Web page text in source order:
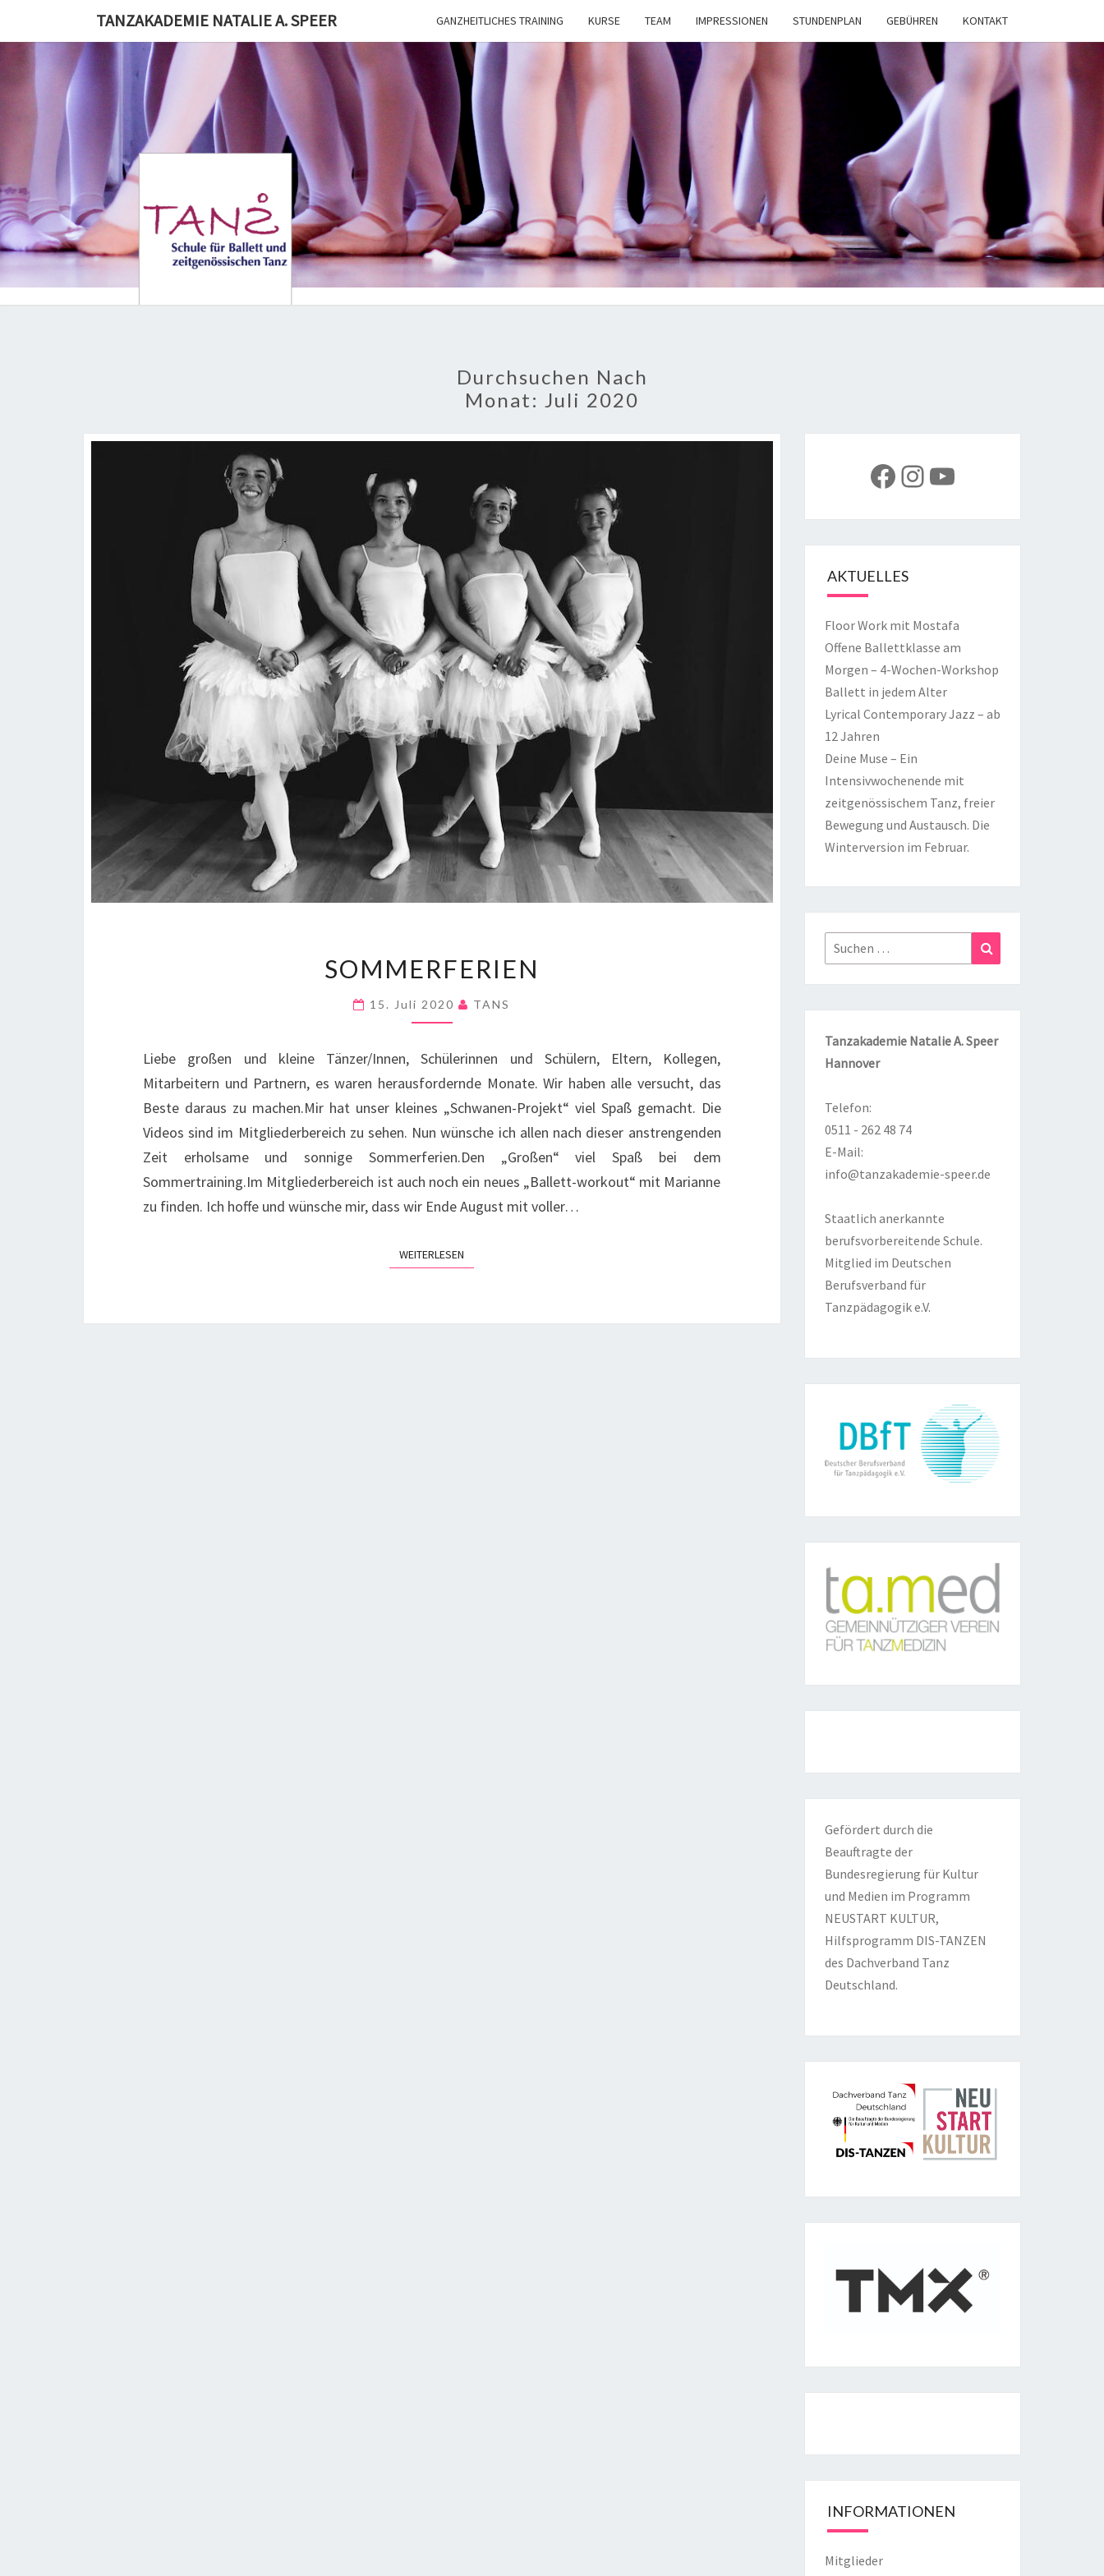
TANZAKADEMIE NATALIE A. SPEER GANZHEITLICHES TRAINING KURSE TEAM IMPRESSIONEN STUNDENPLAN GEBÜHREN KONTAKT
TANZAKADEMIE
NATALIE A.
Durchsuchen Nach
Monat: Juli 2020
SOMMERFERIEN
15. Juli 2020 TANS
Liebe großen und kleine Tänzer/Innen, Schülerinnen und Schülern, Eltern, Kollegen,
Mitarbeitern und Partnern, es waren herausfordernde Monate. Wir haben alle versucht, das
Beste daraus zu machen.Mir hat unser kleines „Schwanen-Projekt“ viel Spaß gemacht. Die
Videos sind im Mitgliederbereich zu sehen. Nun wünsche ich allen nach dieser anstrengenden
Zeit erholsame und sonnige Sommerferien.Den „Großen“ viel Spaß bei dem
Sommertraining.Im Mitgliederbereich ist auch noch ein neues „Ballett-workout“ mit Marianne
zu finden. Ich hoffe und wünsche mir, dass wir Ende August mit voller…
WEITERLESEN
Facebook
Instagram
YouTube
AKTUELLES
Floor Work mit Mostafa
Offene Ballettklasse am
Morgen – 4-Wochen-Workshop
Ballett in jedem Alter
Lyrical Contemporary Jazz – ab
12 Jahren
Deine Muse – Ein
Intensivwochenende mit
zeitgenössischem Tanz, freier
Bewegung und Austausch. Die
Winterversion im Februar.
Suchen
nach:
Tanzakademie Natalie A. Speer
Hannover
Telefon:
0511 - 262 48 74
E-Mail:
info@tanzakademie-speer.de
Staatlich anerkannte
berufsvorbereitende Schule.
Mitglied im Deutschen
Berufsverband für
Tanzpädagogik e.V.
Gefördert durch die
Beauftragte der
Bundesregierung für Kultur
und Medien im Programm
NEUSTART KULTUR,
Hilfsprogramm DIS-TANZEN
des Dachverband Tanz
Deutschland.
INFORMATIONEN
Mitglieder